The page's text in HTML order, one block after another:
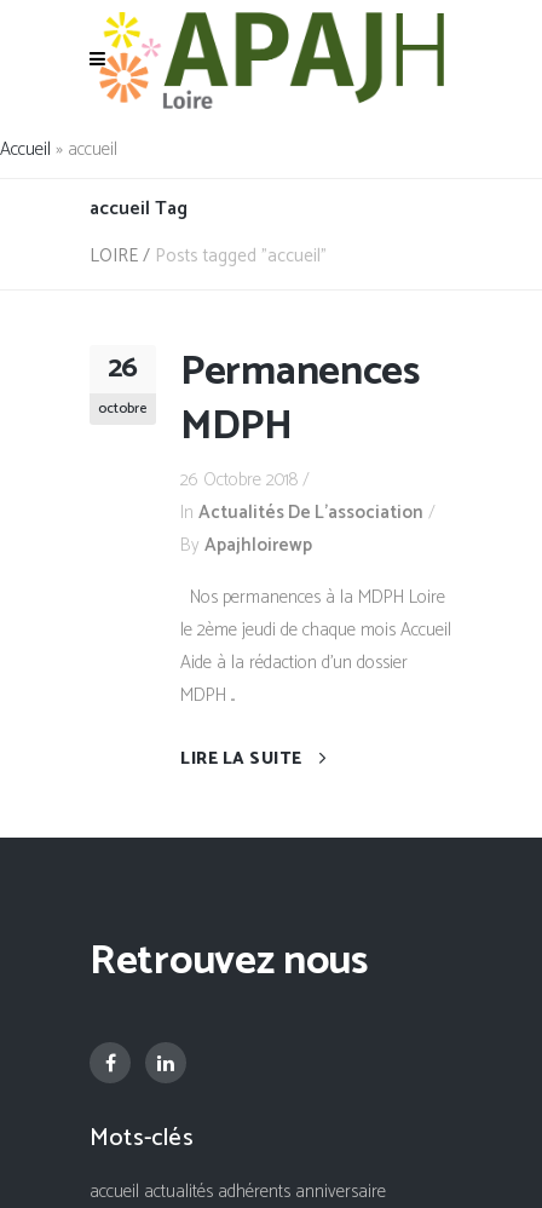
Accueil » accueil
accueil Tag
LOIRE/ Posts tagged "accueil"
26
octobre
Permanences
MDPH
26 Octobre 2018
In Actualités De L'association
By Apajhloirewp
Nos permanences à la MDPH Loire
le 2ème jeudi de chaque mois Accueil
Aide à la rédaction d'un dossier
MDPH ...
LIRE LA SUITE
Retrouvez nous
Mots-clés
accueil actualités adhérents anniversaire